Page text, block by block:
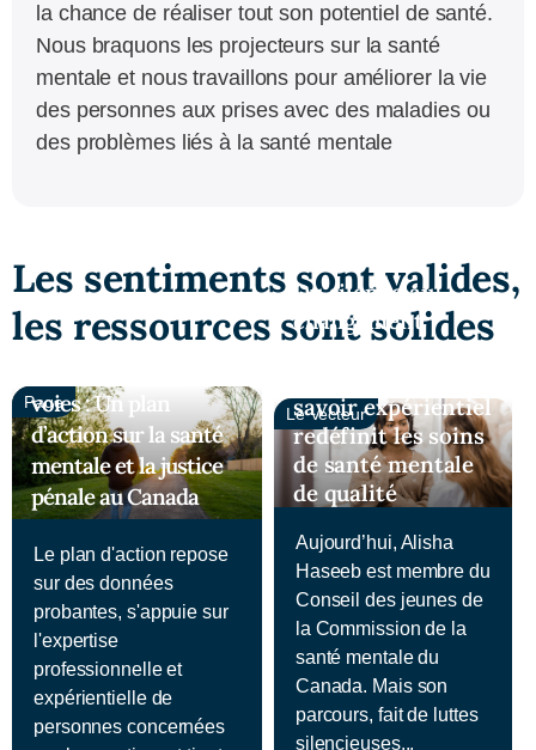
la chance de réaliser tout son potentiel de santé.
Nous braquons les projecteurs sur la santé
mentale et nous travaillons pour améliorer la vie
des personnes aux prises avec des maladies ou
des problèmes liés à la santé mentale
Les sentiments sont valides,
les ressources sont solides
voies : Un plan
d’action sur la santé
mentale et la justice
pénale au Canada
Page
Le plan d'action repose
sur des données
probantes, s'appuie sur
l'expertise
professionnelle et
expérientielle de
personnes concernées
Du silence au
changement
systémique :
savoir expérientiel
redéfinit les soins
de santé mentale
de qualité
Le Vecteur
Aujourd’hui, Alisha
Haseeb est membre du
Conseil des jeunes de
la Commission de la
santé mentale du
Canada. Mais son
parcours, fait de luttes
silencieuses...